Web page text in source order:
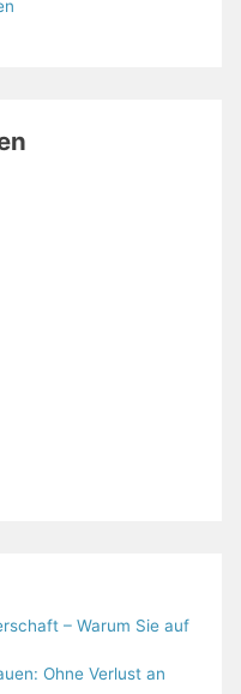
– Warum Sie auf
Ohne Verlust an